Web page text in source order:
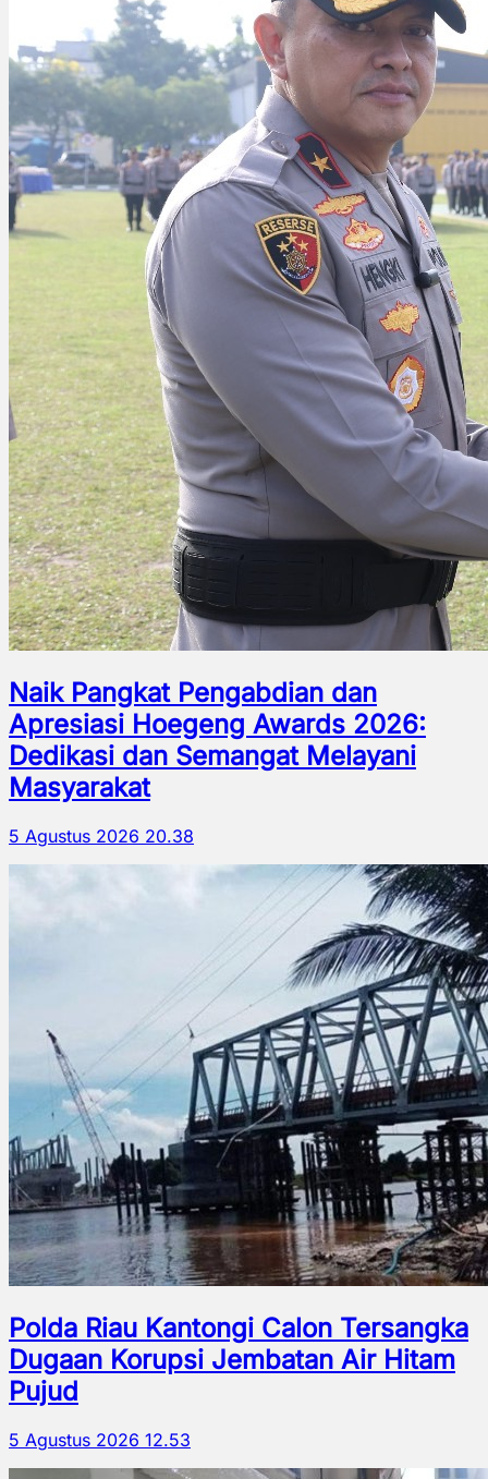
Naik Pangkat Pengabdian dan
Apresiasi Hoegeng Awards 2026:
Dedikasi dan Semangat Melayani
Masyarakat
5 Agustus 2026 20.38
Polda Riau Kantongi Calon Tersangka
Dugaan Korupsi Jembatan Air Hitam
Pujud
5 Agustus 2026 12.53